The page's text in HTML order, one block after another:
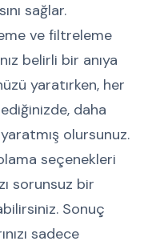
sağlar.
ve filtreleme
belirli bir anıya
yaratırken, her
daha
olursunuz.
seçenekleri
sorunsuz bir
Sonuç
sadece